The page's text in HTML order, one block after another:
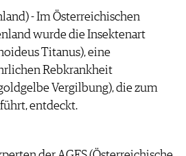
- Im Österreichischen
wurde die Insektenart
Titanus), eine
Rebkrankheit
Vergilbung), die zum
entdeckt.